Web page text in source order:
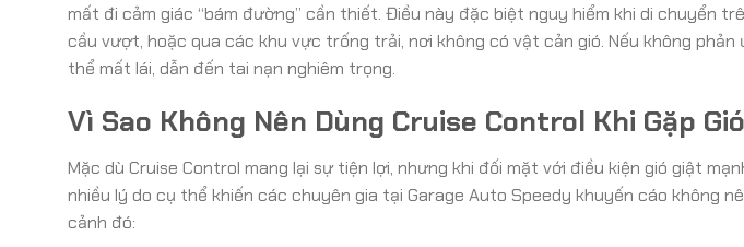
mất đi cảm giác “bám đường” cần thiết. Điều này đặc biệt nguy hiểm khi di chuyển
cầu vượt, hoặc qua các khu vực trống trải, nơi không có vật cản gió. Nếu không
thể mất lái, dẫn đến tai nạn nghiêm trọng.
Vì Sao Không Nên Dùng Cruise Control Khi Gặp
Mặc dù Cruise Control mang lại sự tiện lợi, nhưng khi đối mặt với điều kiện gió giật
nhiều lý do cụ thể khiến các chuyên gia tại Garage Auto Speedy khuyến cáo không
cảnh đó: